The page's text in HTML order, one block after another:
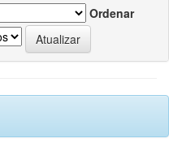
Ordenar